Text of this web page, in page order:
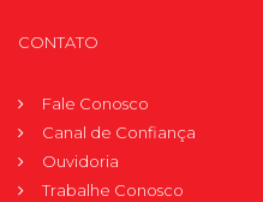
CONTATO
Fale Conosco
Canal de Confiança
Ouvidoria
Trabalhe Conosco